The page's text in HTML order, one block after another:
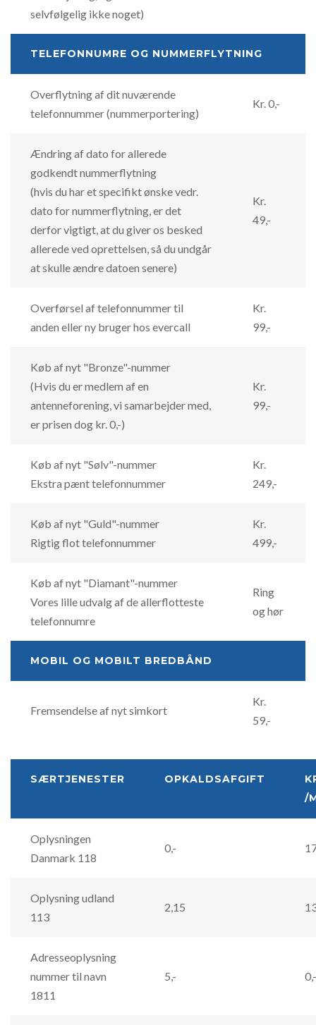
selvfølgelig ikke noget)
TELEFONNUMRE OG NUMMERFLYTNING
Overflytning af dit nuværende
telefonnummer (nummerportering)
Kr. 0,-
Ændring af dato for allerede
godkendt nummerflytning
(hvis du har et specifikt ønske vedr.
dato for nummerflytning, er det
derfor vigtigt, at du giver os besked
allerede ved oprettelsen, så du undgår
at skulle ændre datoen senere)
Kr.
49,-
Overførsel af telefonnummer til
anden eller ny bruger hos evercall
Kr.
99,-
Køb af nyt "Bronze"-nummer
(Hvis du er medlem af en
antenneforening, vi samarbejder med,
er prisen dog kr. 0,-)
Kr.
99,-
Køb af nyt "Sølv"-nummer
Ekstra pænt telefonnummer
Kr.
249,-
Køb af nyt "Guld"-nummer
Rigtig flot telefonnummer
Kr.
499,-
Køb af nyt "Diamant"-nummer
Vores lille udvalg af de allerflotteste
telefonnumre
Ring
og hør
MOBIL OG MOBILT BREDBÅND
Fremsendelse af nyt simkort
Kr.
59,-
SÆRTJENESTER OPKALDSAFGIFT
/
Oplysningen
Danmark 118
0,-
Oplysning udland
113
2,15
Adresseoplysning
nummer til navn
1811
5,- 0,-